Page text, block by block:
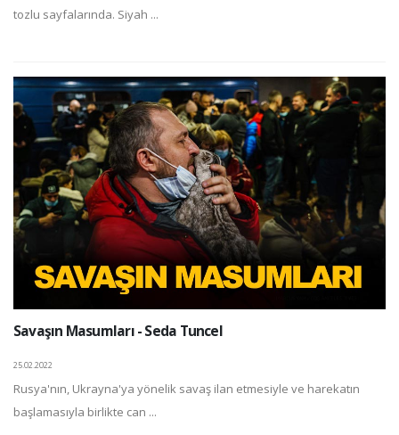
tozlu sayfalarında. Siyah ...
Savaşın Masumları - Seda Tuncel
25.02.2022
Rusya'nın, Ukrayna'ya yönelik savaş ilan etmesiyle ve harekatın
başlamasıyla birlikte can ...